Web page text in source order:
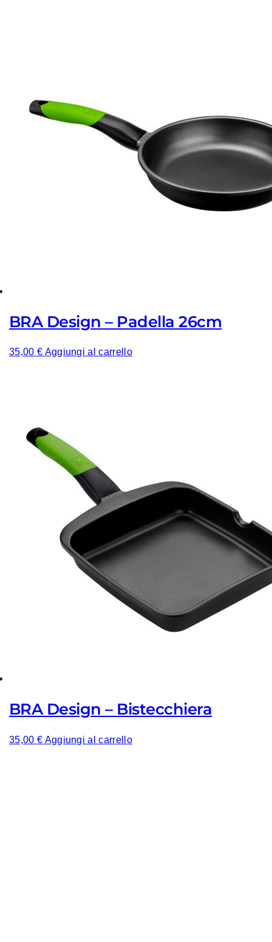
BRA Design – Padella 26cm
35,00 € Aggiungi al carrello
BRA Design – Bistecchiera
35,00 € Aggiungi al carrello